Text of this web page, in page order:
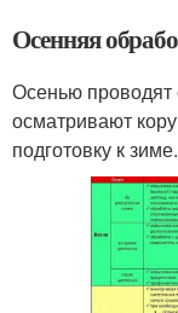
Осенняя
Осенью проводят
осматривают
подготовку к зиме.